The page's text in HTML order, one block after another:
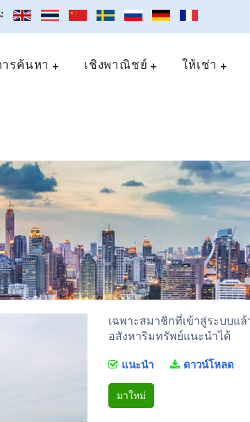
รค้นหา เชิงพาณิชย์ ให้เช่า
เฉพาะสมาชิกที่เข้าสู่ระบบแ
อสังหาริมทรัพย์แนะนำได้
แนะนำ ดาวน์โหลด
มาใหม่